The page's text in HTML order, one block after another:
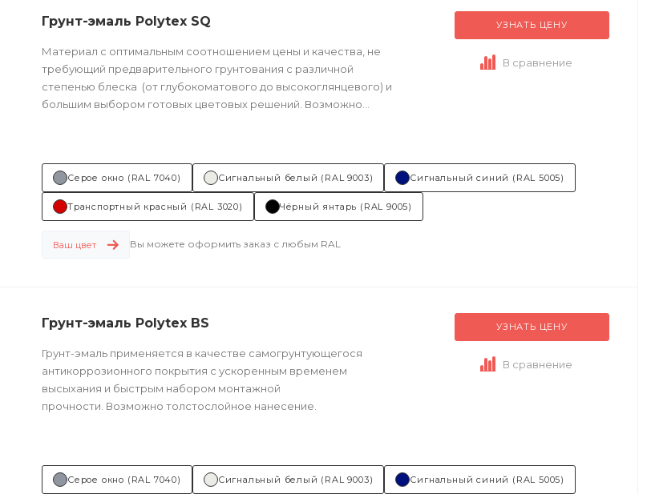
Грунт-эмаль Polytex SQ
Материал с оптимальным соотношением цены и качества, не
требующий предварительного грунтования с различной
степенью блеска (от глубокоматового до высокоглянцевого) и
большим выбором готовых цветовых решений. Возможно...
УЗНАТЬ ЦЕНУ
В сравнение
Серое окно (RAL 7040) Сигнальный белый (RAL 9003) Сигнальный синий (RAL 5005)
Транспортный красный (RAL 3020) Чёрный янтарь (RAL 9005)
Ваш цвет Вы можете оформить заказ с любым RAL
Грунт-эмаль Polytex BS
Грунт-эмаль применяется в качестве самогрунтующегося
антикоррозионного покрытия с ускоренным временем
высыхания и быстрым набором монтажной
прочности. Возможно толстослойное нанесение.
УЗНАТЬ ЦЕНУ
В сравнение
Серое окно (RAL 7040) Сигнальный белый (RAL 9003) Сигнальный синий (RAL 5005)